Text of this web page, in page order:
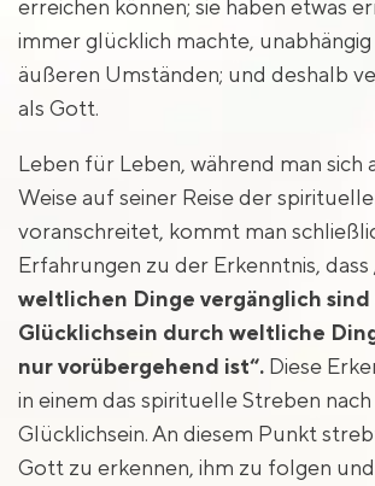
erreichen können; sie haben etwas
immer glücklich machte,
äußeren Umständen; und deshalb
als Gott.
Leben für Leben, während man sich
Weise auf seiner Reise der
voranschreitet, kommt man
Erfahrungen zu der Erkenntnis, dass
weltlichen Dinge vergänglich sind
Glücklichsein durch weltliche
nur vorübergehend ist“. Diese
in einem das spirituelle Streben
Glücklichsein. An diesem Punkt
Gott zu erkennen, ihm zu folgen